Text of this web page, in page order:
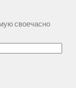
своечасно